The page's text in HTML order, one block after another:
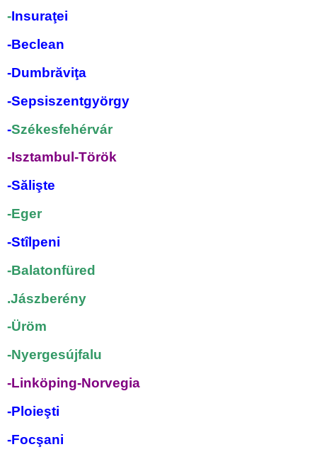
-Insuraţei
-Beclean
-Dumbrăviţa
-Sepsiszentgyörgy
-Székesfehérvár
-Isztambul-Török
-Sălişte
-Eger
-Stîlpeni
-Balatonfüred
.Jászberény
-Üröm
-Nyergesújfalu
-Linköping-Norvegia
-Ploieşti
-Focşani